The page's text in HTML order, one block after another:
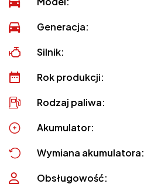
Generacja:
Silnik:
Rok produkcji:
Rodzaj paliwa:
Akumulator:
Wymiana akumulatora:
Obsługowość: